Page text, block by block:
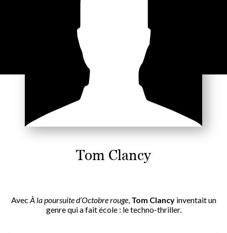
Tom Clancy
Avec À la poursuite d’Octobre rouge, Tom Clancyinventait un
genre qui a fait école : le techno-thriller.